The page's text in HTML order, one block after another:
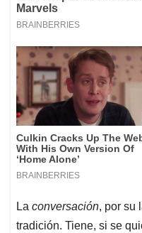
La conversación, por su
tradición. Tiene, si se